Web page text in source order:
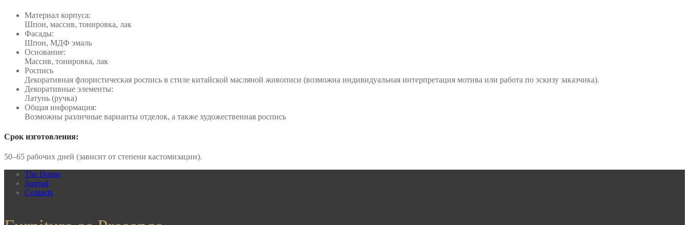
Материал корпуса:
Шпон, массив, тонировка, лак
Фасады:
Шпон, МДФ эмаль
Основание:
Массив, тонировка, лак
Роспись
Декоративная флористическая роспись в стиле китайской масляной живописи (возможна индивидуальная интерпретация мотива или работа по эскизу заказчика).
Декоративные элементы:
Латунь (ручка)
Общая информация:
Возможны различные варианты отделок, а также художественная роспись
Срок изготовления:
50–65 рабочих дней (зависит от степени кастомизации).
The House
Journal
Contacts